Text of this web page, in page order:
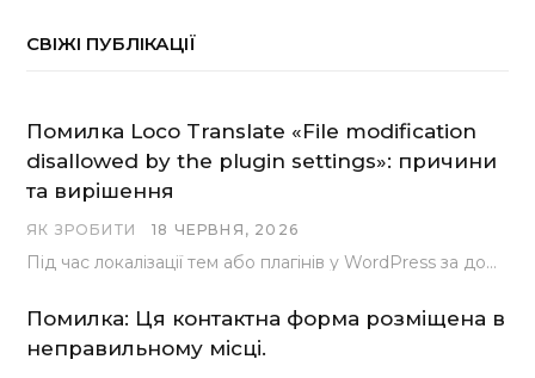
СВІЖІ ПУБЛІКАЦІЇ
Помилка Loco Translate «File modification
disallowed by the plugin settings»: причини
та вирішення
ЯК ЗРОБИТИ 18 ЧЕРВНЯ, 2026
Під час локалізації тем або плагінів у WordPress за допомогою популярного інструменту Loco Translate розробники…
Помилка: Ця контактна форма розміщена в
неправильному місці.